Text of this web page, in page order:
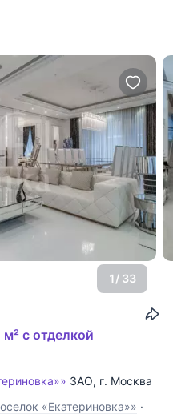
1/ 33
с отделкой
ЗАО, г. Москва
«Екатериновка»» ·